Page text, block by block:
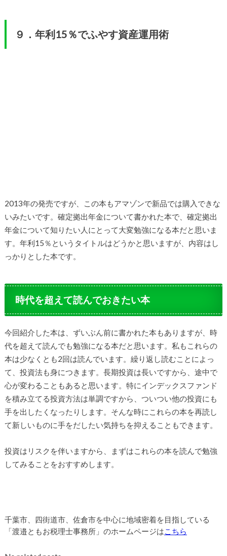
９．年利15％でふやす資産運用術
2013年の発売ですが、この本もアマゾンで新品では購入できな
いみたいです。確定拠出年金について書かれた本で、確定拠出
年金について知りたい人にとって大変勉強になる本だと思いま
す。年利15％というタイトルはどうかと思いますが、内容はし
っかりとした本です。
時代を超えて読んでおきたい本
今回紹介した本は、ずいぶん前に書かれた本もありますが、時
代を超えて読んでも勉強になる本だと思います。私もこれらの
本は少なくとも2回は読んでいます。繰り返し読むことによっ
て、投資法も身につきます。長期投資は長いですから、途中で
心が変わることもあると思います。特にインデックスファンド
を積み立てる投資方法は単調ですから、ついつい他の投資にも
手を出したくなったりします。そんな時にこれらの本を再読し
て新しいものに手をだしたい気持ちを抑えることもできます。
投資はリスクを伴いますから、まずはこれらの本を読んで勉強
してみることをおすすめします。
千葉市、四街道市、佐倉市を中心に地域密着を目指している
「渡邉ともお税理士事務所」のホームページはこちら